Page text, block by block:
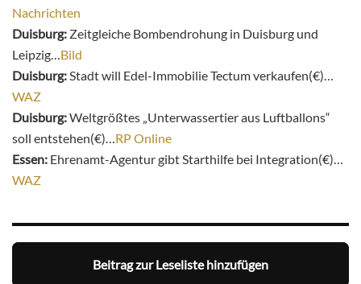
Nachrichten
Duisburg: Zeitgleiche Bombendrohung in Duisburg und
Leipzig… Bild
Duisburg: Stadt will Edel-Immobilie Tectum verkaufen(€)…
WAZ
Duisburg:Weltgrößtes „Unterwassertier aus Luftballons“
soll entstehen(€)… RP Online
Essen: Ehrenamt-Agentur gibt Starthilfe bei Integration(€)…
WAZ
Beitrag zur Leseliste hinzufügen